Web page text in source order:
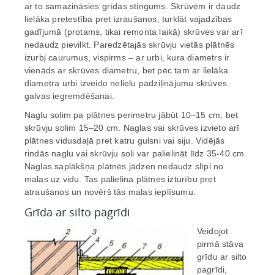
ar to samazināsies grīdas stingums. Skrūvēm ir daudz
lielāka pretestība pret izraušanos, turklāt vajadzības
gadījumā (protams, tikai remonta laikā) skrūves var arī
nedaudz pievilkt. Paredzētajās skrūvju vietās plātnēs
izurbj caurumus, vispirms – ar urbi, kura diametrs ir
vienāds ar skrūves diametru, bet pēc tam ar lielāka
diametra urbi izveido nelielu padziļinājumu skrūves
galvas iegremdēšanai.
Naglu solim pa plātnes perimetru jābūt 10–15 cm, bet
skrūvju solim 15–20 cm. Naglas vai skrūves izvieto arī
plātnes vidusdaļā pret katru gulsni vai siju. Vidējās
rindās naglu vai skrūvju soli var palielināt līdz 35-40 cm.
Naglas saplākšņa plātnēs jādzen nedaudz slīpi no
malas uz vidu. Tas palielina plātnes izturību pret
atraušanos un novērš tās malas ieplīsumu.
Grīda ar silto pagrīdi
Veidojot
pirmā stāva
grīdu ar silto
pagrīdi,